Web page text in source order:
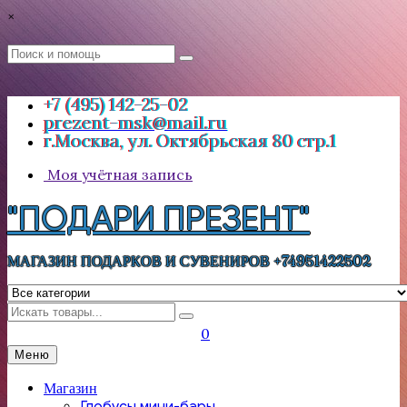
Перейти
содержимому
×
Поиск
Поиск
+7 (495) 142-25-02
prezent-msk@mail.ru
г.Москва, ул. Октябрьская 80 стр.1
Моя учётная запись
"ПОДАРИ ПРЕЗЕНТ"
МАГАЗИН ПОДАРКОВ И СУВЕНИРОВ +74951422502
Искать
0
Меню
Магазин